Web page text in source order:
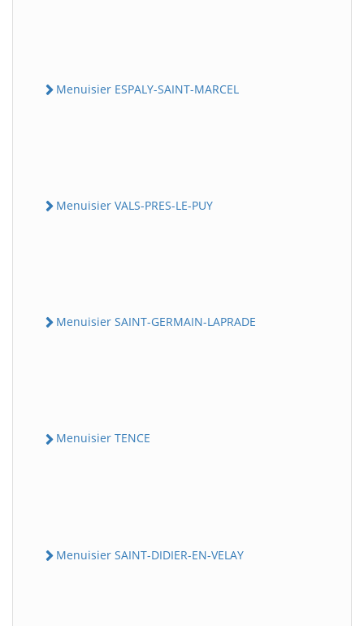
Menuisier ESPALY-SAINT-MARCEL
Menuisier VALS-PRES-LE-PUY
Menuisier SAINT-GERMAIN-LAPRADE
Menuisier TENCE
Menuisier SAINT-DIDIER-EN-VELAY